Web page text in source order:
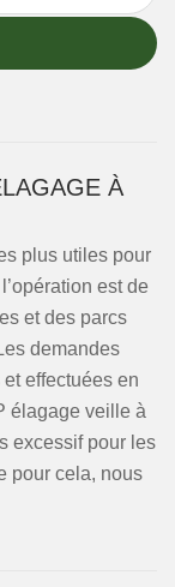
À
plus utiles pour
est de
et des parcs
demandes
effectuées en
élagage veille à
excessif pour les
pour cela, nous